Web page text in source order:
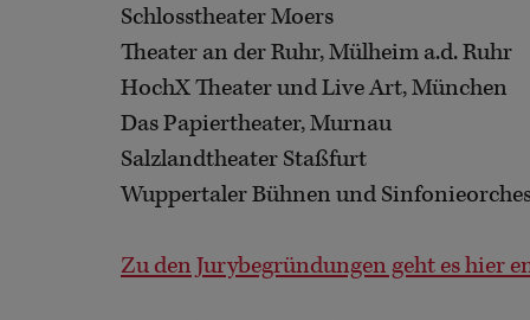
Schlosstheater Moers
Theater an der Ruhr, Mülheim a.d. Ruhr
HochX Theater und Live Art, München
Das Papiertheater, Murnau
Salzlandtheater Staßfurt
Wuppertaler Bühnen und
Zu den Jurybegründungen geht es hier